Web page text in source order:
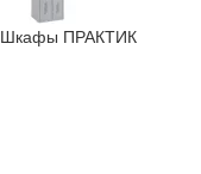
Шкафы ПРАКТИК